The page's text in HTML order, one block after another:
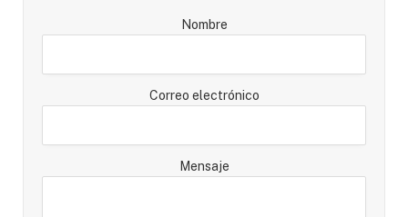
Nombre
Correo electrónico
Mensaje